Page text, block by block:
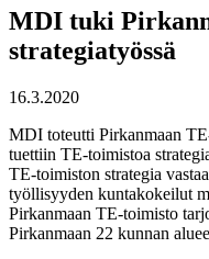
MDI tuki
strategiatyössä
16.3.2020
MDI toteutti Pirkanmaan
tuettiin TE-toimistoa
TE-toimiston strategia
työllisyyden kuntakokeilut
Pirkanmaan TE-toimisto
Pirkanmaan 22 kunnan